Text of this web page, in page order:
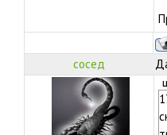
сосед